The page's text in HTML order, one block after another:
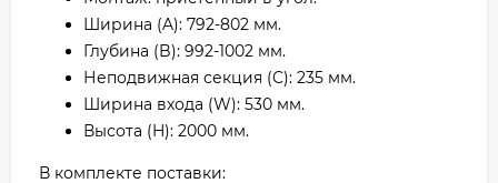
Ширина (A): 792-802 мм.
Глубина (B): 992-1002 мм.
Неподвижная секция (C): 235 мм.
Ширина входа (W): 530 мм.
Высота (H): 2000 мм.
В комплекте поставки: